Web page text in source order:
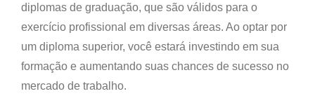
diplomas de graduação, que são válidos para o
exercício profissional em diversas áreas. Ao optar por
um diploma superior, você estará investindo em sua
formação e aumentando suas chances de sucesso no
mercado de trabalho.